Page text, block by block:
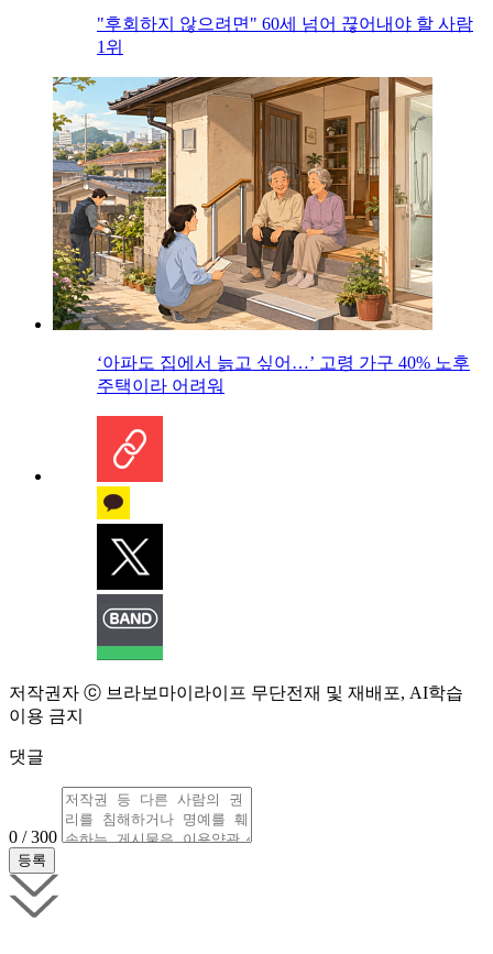
"후회하지 않으려면" 60세 넘어 끊어내야 할 사람
1위
‘아파도 집에서 늙고 싶어…’ 고령 가구 40% 노후
주택이라 어려워
저작권자 ⓒ 브라보마이라이프 무단전재 및 재배포, AI학습
이용 금지
댓글
0 / 300